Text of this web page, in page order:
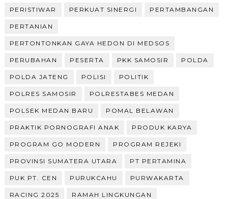
PERISTIWAR PERKUAT SINERGI PERTAMBANGAN
PERTANIAN
PERTONTONKAN GAYA HEDON DI MEDSOS
PERUBAHAN PESERTA PKK SAMOSIR POLDA
POLDA JATENG POLISI POLITIK
POLRES SAMOSIR POLRESTABES MEDAN
POLSEK MEDAN BARU POMAL BELAWAN
PRAKTIK PORNOGRAFI ANAK PRODUK KARYA
PROGRAM GO MODERN PROGRAM REJEKI
PROVINSI SUMATERA UTARA PT PERTAMINA
PUK PT. CEN PURUKCAHU PURWAKARTA
RACING 2025 RAMAH LINGKUNGAN